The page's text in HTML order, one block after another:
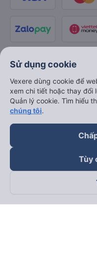
Theo dõi chúng tôi
Sử dụng cookie
Vexere dùng cookie để
xem chi tiết hoặc thay đổi
Quản lý cookie. Tìm hiểu
chúng tôi.
Tùy